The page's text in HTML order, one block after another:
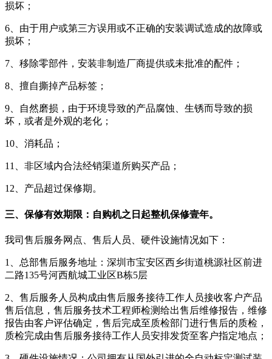
损坏；
6、由于用户或第三方误用或不正确的安装调试造成的故障或
损坏；
7、移除零部件，安装非制造厂商提供或未批准的配件；
8、擅自撕掉产品标签；
9、自然磨损，由于环境导致的产品腐蚀、生锈而导致的损
坏，或者是外观的老化；
10、消耗品；
11、非区域内合法经销渠道所购买产品；
12、产品超过保修期。
三、保修有效期限：自购机之日起整机保修壹年。
我司售后服务网点、售后人员、硬件设施情况如下：
1、总部售后服务地址：深圳市宝安区西乡街道桃源社区前进
二路135号河西航城工业区B栋5层
2、售后服务人员构成由售后服务接待工作人员接收客户产品
售后信息，售后服务技术工程师检测给出售后维修报告，维修
报告由客户评估确定，售后完成至质检部门进行售后的质检，
质检完成由售后服务接待工作人员安排发货至客户指定地点；